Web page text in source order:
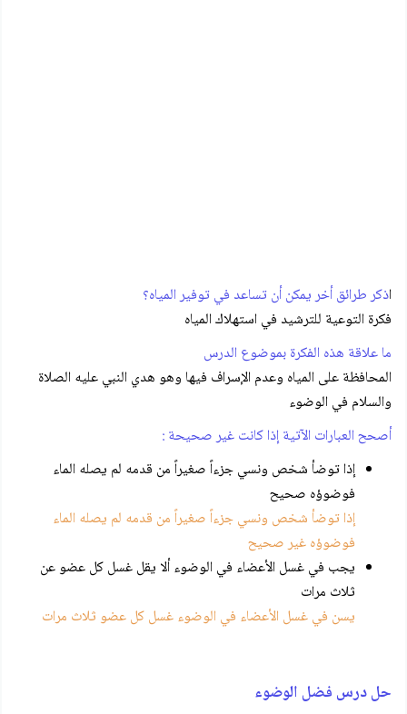
اذكر طرائق أخر يمكن أن تساعد في توفير المياه؟
فكرة التوعية للترشيد في استهلاك المياه
ما علاقة هذه الفكرة بموضوع الدرس
المحافظة على المياه وعدم الإسراف فيها وهو هدي النبي عليه الصلاة
والسلام في الوضوء
أصحح العبارات الآتية إذا كانت غير صحيحة :
إذا توضأ شخص ونسي جزءاً صغيراً من قدمه لم يصله الماء
فوضوؤه صحيح
إذا توضأ شخص ونسي جزءاً صغيراً من قدمه لم يصله الماء
فوضوؤه غير صحيح
يجب في غسل الأعضاء في الوضوء ألا يقل غسل كل عضو عن
ثلاث مرات
يسن في غسل الأعضاء في الوضوء غسل كل عضو ثلاث مرات
حل درس فضل الوضوء